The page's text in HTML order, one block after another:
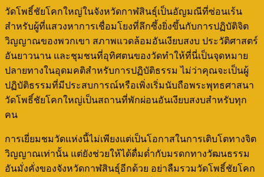
วัดโพธิ์ชัยโคกใหญ่ในจังหวัดกาฬสินธุ์เป็นอัญมณีที่ซ่อนเร้น
สำหรับผู้ที่แสวงหาการเชื่อมโยงที่ลึกซึ้งยิ่งขึ้นกับการปฏิบัติจิต
วิญญาณของพวกเขา สภาพแวดล้อมอันเงียบสงบ ประวัติศาสตร์
อันยาวนาน และชุมชนที่อุทิศตนของวัดทำให้ที่นี่เป็นจุดหมาย
ปลายทางในอุดมคติสำหรับการปฏิบัติธรรม ไม่ว่าคุณจะเป็นผู้
ปฏิบัติธรรมที่มีประสบการณ์หรือเพิ่งเริ่มนับถือพระพุทธศาสนา
วัดโพธิ์ชัยโคกใหญ่เป็นสถานที่พักผ่อนอันเงียบสงบสำหรับทุก
คน
การเยี่ยมชมวัดแห่งนี้ไม่เพียงแต่เป็นโอกาสในการเติบโตทางจิต
วิญญาณเท่านั้น แต่ยังช่วยให้ได้ดื่มด่ำกับมรดกทางวัฒนธรรม
อันมั่งคั่งของจังหวัดกาฬสินธุ์อีกด้วย อย่าลืมรวมวัดโพธิ์ชัยโคก